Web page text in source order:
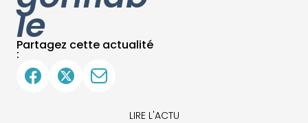
le
Partagez cette actualité
:
LIRE L'ACTU